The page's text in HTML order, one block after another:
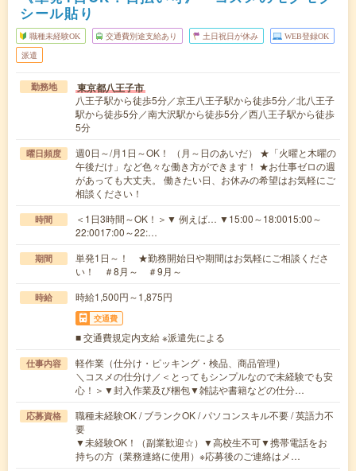
シール貼り
職種未経験OK 交通費別途支給あり 土日祝日が休み WEB登録OK
派遣
勤務地 東京都八王子市
八王子駅から徒歩5分／京王八王子駅から徒歩5分／北八王子
駅から徒歩5分／南大沢駅から徒歩5分／西八王子駅から徒歩
5分
曜日頻度
週0日～/月1日～OK！ （月～日のあいだ） ★「火曜と木曜の
午後だけ」など色々な働き方ができます！ ★お仕事ゼロの週
があっても大丈夫。 働きたい日、お休みの希望はお気軽にご
相談ください！
時間
＜1日3時間～OK！＞▼ 例えば… ▼15:00～18:0015:00～
22:0017:00～22:…
期間
単発1日～！ ★勤務開始日や期間はお気軽にご相談くださ
い！ ＃8月～ ＃9月～
時給 時給1,500円～1,875円
交通費
■ 交通費規定内支給 ※派遣先による
仕事内容
軽作業（仕分け・ピッキング・検品、商品管理）
＼コスメの仕分け／＜とってもシンプルなので未経験でも安
心！＞▼封入作業及び梱包▼雑誌や書籍などの仕分…
応募資格
職種未経験OK / ブランクOK / パソコンスキル不要 / 英語力不
要
▼未経験OK！（副業歓迎☆）▼高校生不可▼携帯電話をお
持ちの方（業務連絡に使用）※応募後のご連絡はメ…